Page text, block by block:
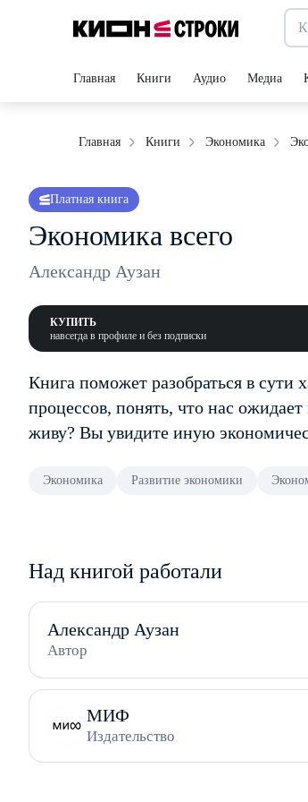
Главная Книги Аудио Медиа
Главная Книги Экономика
Платная книга
Экономика всего
Александр Аузан
КУПИТЬ
навсегда в профиле и без подписки
Книга поможет разобраться в сути
процессов, понять, что нас
живу? Вы увидите иную
Экономика Развитие экономики
Над книгой работали
Александр Аузан
Автор
МИФ
Издательство